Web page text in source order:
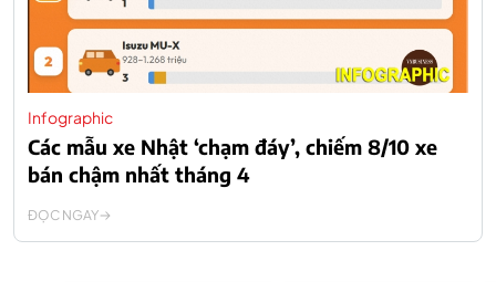
Infographic
Các mẫu xe Nhật ‘chạm đáy’, chiếm 8/10 xe
bán chậm nhất tháng 4
ĐỌC NGAY